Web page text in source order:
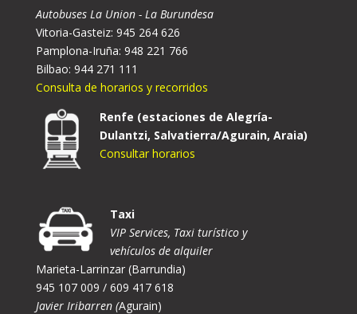
Autobuses La Union - La Burundesa
Vitoria-Gasteiz: 945 264 626
Pamplona-Iruña: 948 221 766
Bilbao: 944 271 111
Consulta de horarios y recorridos
Renfe (estaciones de Alegría-
Dulantzi, Salvatierra/Agurain, Araia)
Consultar horarios
Taxi
VIP Services, Taxi turístico y
vehículos de alquiler
Marieta-Larrinzar (Barrundia)
945 107 009 / 609 417 618
Javier Iribarren (Agurain)